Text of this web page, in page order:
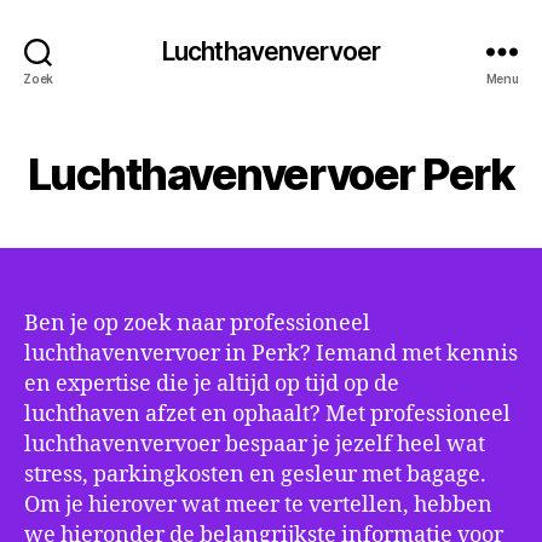
Zoek
Luchthavenvervoer
Menu
Luchthavenvervoer Perk
Ben je op zoek naar professioneel
luchthavenvervoer in Perk? Iemand met kennis
en expertise die je altijd op tijd op de
luchthaven afzet en ophaalt? Met professioneel
luchthavenvervoer bespaar je jezelf heel wat
stress, parkingkosten en gesleur met bagage.
Om je hierover wat meer te vertellen, hebben
we hieronder de belangrijkste informatie voor